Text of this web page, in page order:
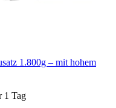
1.800g – mit hohem
1 Tag